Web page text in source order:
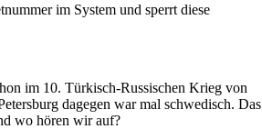
im System und sperrt diese
im 10. Türkisch-Russischen Krieg von
dagegen war mal schwedisch. Das
wo hören wir auf?